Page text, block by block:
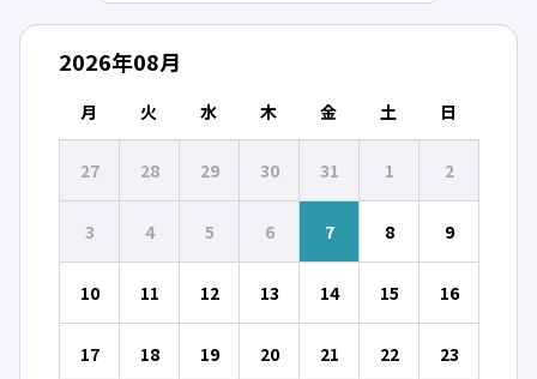
2026年08月
月 火 水 木 金 土 日
27 28 29 30 31 1 2
3 4 5 6 7 8 9
10 11 12 13 14 15 16
17 18 19 20 21 22 23